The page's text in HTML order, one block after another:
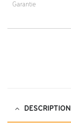
Garantie
5 ans
DESCRIPTION